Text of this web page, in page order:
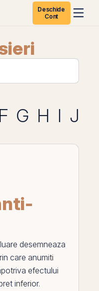
Deschide
Cont
F G H I J
desemneaza
care anumiti
efectului
inferior.